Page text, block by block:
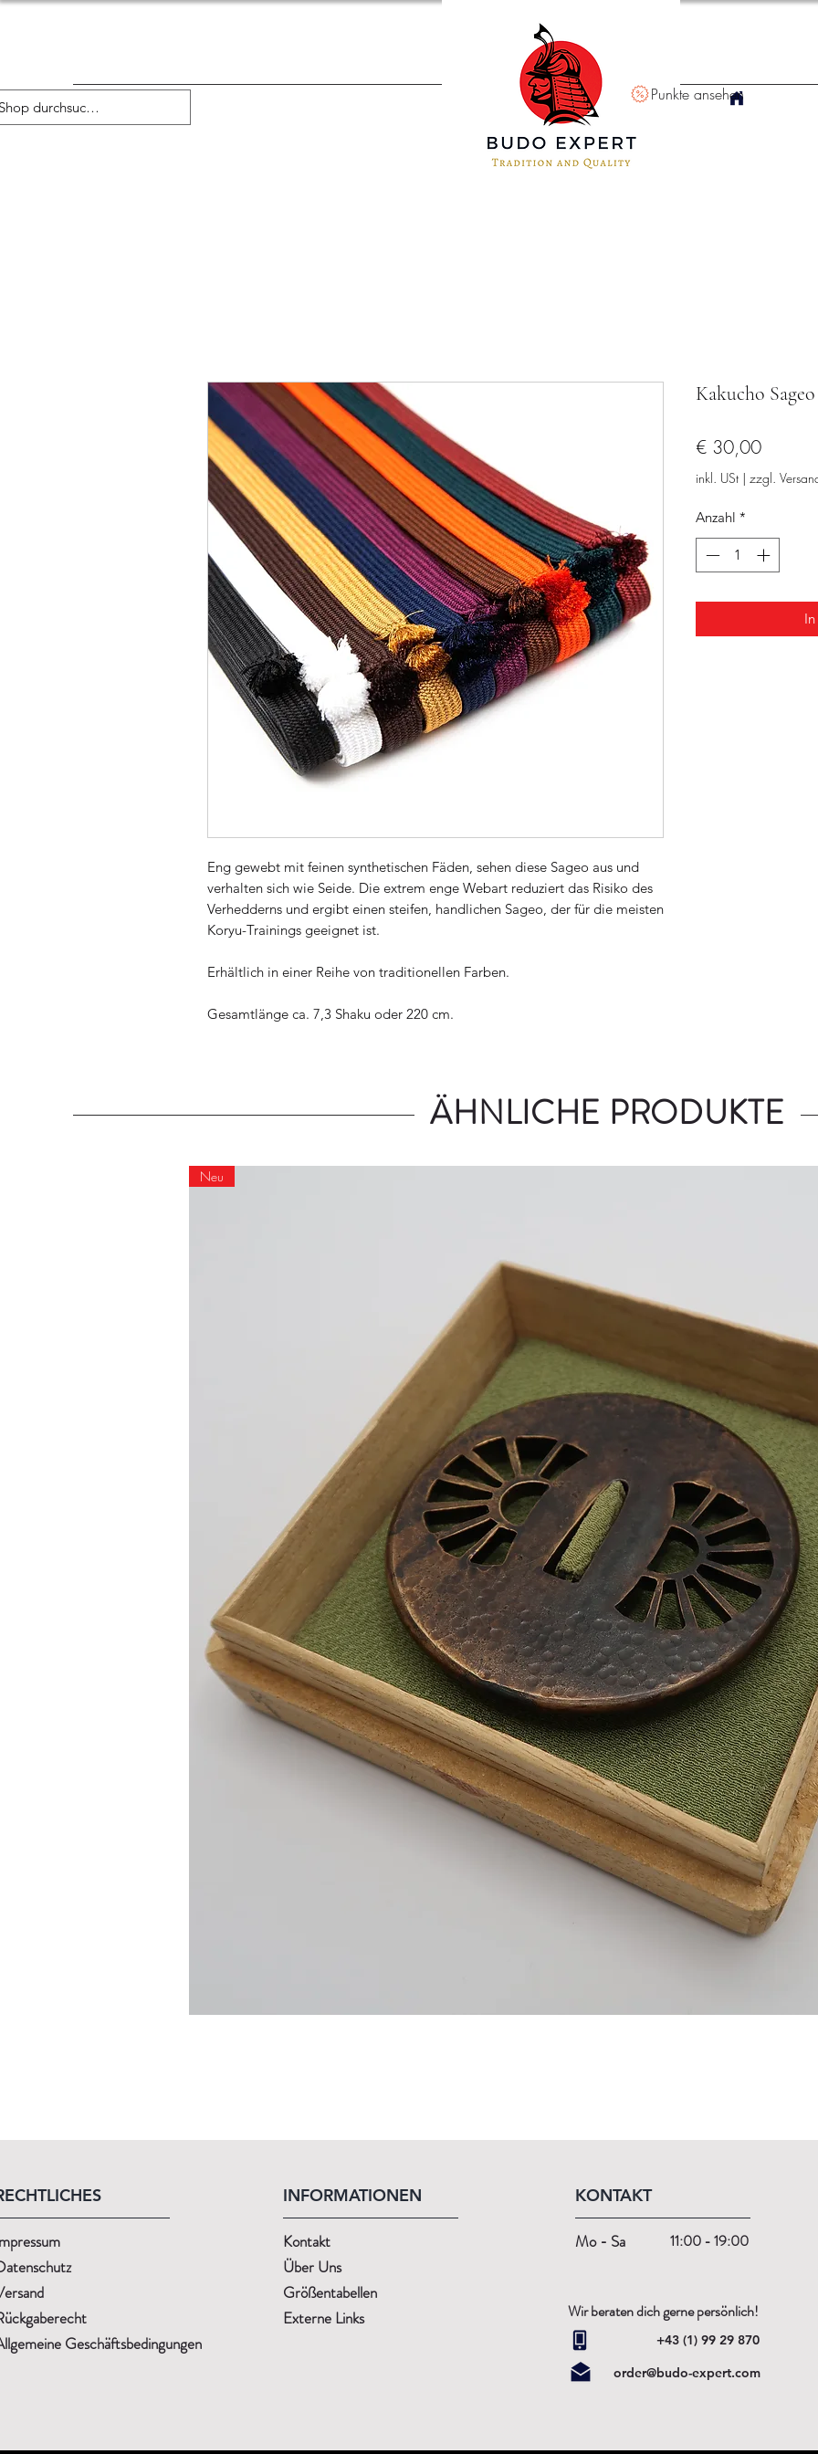
Punkte ansehen
Eng gewebt mit feinen synthetischen Fäden, sehen diese Sageo aus und
verhalten sich wie Seide. Die extrem enge Webart reduziert das Risiko des
Verhedderns und ergibt einen steifen, handlichen Sageo, der für die meisten
Koryu-Trainings geeignet ist.
Erhältlich in einer Reihe von traditionellen Farben.
Gesamtlänge ca. 7,3 Shaku oder 220 cm.
Kakucho
€ 30,00Preis
inkl. USt | zzgl.
Anzahl *
ÄHNLICHE PRODUKTE
Neu
Geschäftsbedingungen
INFORMATIONEN
Kontakt
Über Uns
Größentabellen
Externe Links
KONTAKT
Mo - Sa 11:00 - 19:00
Wir beraten dich gerne persönlich!
+43 (1) 99 29 870
order@budo-expert.com